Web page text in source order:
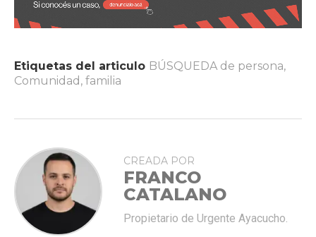
Etiquetas del articulo BÚSQUEDA de persona,
Comunidad , familia
CREADA POR
FRANCO
CATALANO
Propietario de Urgente Ayacucho.